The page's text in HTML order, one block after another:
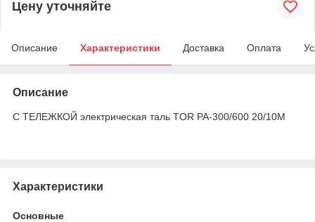
Цену уточняйте
Описание Характеристики Доставка Оплата
Описание
С ТЕЛЕЖКОЙ электрическая таль TOR PA-300/600 20/10M
Характеристики
Основные